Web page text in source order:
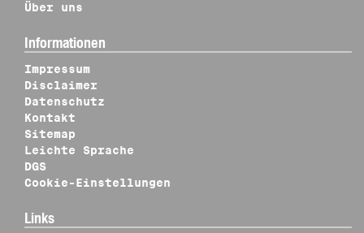
Über uns
Informationen
Impressum
Disclaimer
Datenschutz
Kontakt
Sitemap
Leichte Sprache
DGS
Cookie-Einstellungen
Links